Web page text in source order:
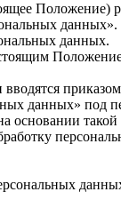
данных».
данных.
данных»